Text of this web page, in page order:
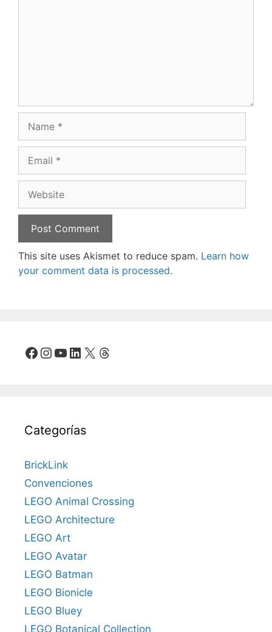
This site uses Akismet to reduce spam. Learn how
your comment data is processed.
Facebook
Instagram
YouTube
LinkedIn
X Threads
Categorías
BrickLink
Convenciones
LEGO Animal Crossing
LEGO Architecture
LEGO Art
LEGO Avatar
LEGO Batman
LEGO Bionicle
LEGO Bluey
LEGO Botanical Collection